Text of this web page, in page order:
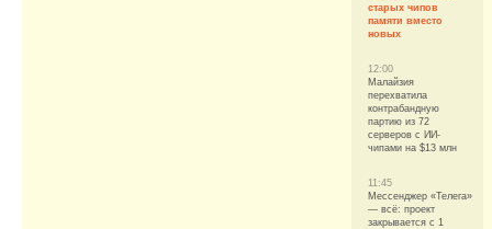
старых чипов
памяти вместо
новых
12:00
Малайзия
перехватила
контрабандную
партию из 72
серверов с ИИ-
чипами на $13 млн
11:45
Мессенджер «Телега»
— всё: проект
закрывается с 1